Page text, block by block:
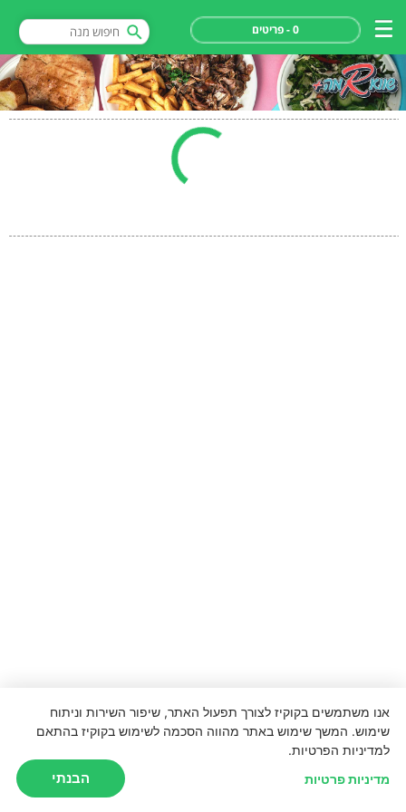
0 - פריטים
אנו משתמשים בקוקיז לצורך תפעול האתר, שיפור השירות וניתוח
שימוש. המשך שימוש באתר מהווה הסכמה לשימוש בקוקיז בהתאם
למדיניות הפרטיות.
מדיניות פרטיות
הבנתי